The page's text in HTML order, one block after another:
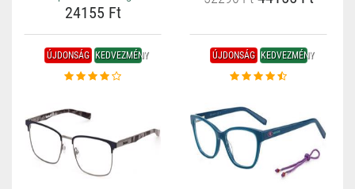
24155 Ft
ÚJDONSÁG KEDVEZMÉNY ÚJDONSÁG KEDVEZMÉNY